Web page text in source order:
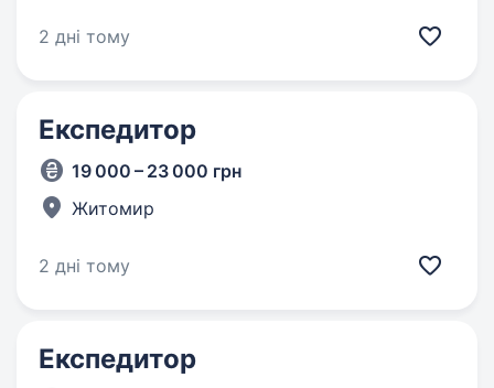
2 дні тому
Експедитор
19 000 – 23 000 грн
Житомир
2 дні тому
Експедитор